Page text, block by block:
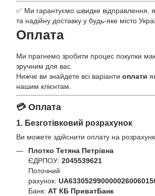
✅ Ми гарантуємо швидке відправлення,
та надійну доставку у будь-яке місто
Оплата
Ми прагнемо зробити процес покупки
зручним для вас.
Нижче ви знайдете всі варіанти оплати
нашим клієнтам.
💳 Оплата
1. Безготівковий розрахунок
Ви можете здійснити оплату на
Плотко Тетяна Петрівна
ЄДРПОУ: 2045539621
Поточний
рахунок:
Банк: АТ КБ ПриватБанк